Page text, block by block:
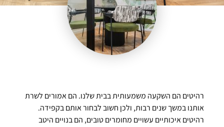
רהיטים הם השקעה משמעותית בבית שלנו. הם אמורים לשרת
אותנו במשך שנים רבות, ולכן חשוב לבחור אותם בקפידה.
רהיטים איכותיים עשויים מחומרים טובים, הם בנויים היטב